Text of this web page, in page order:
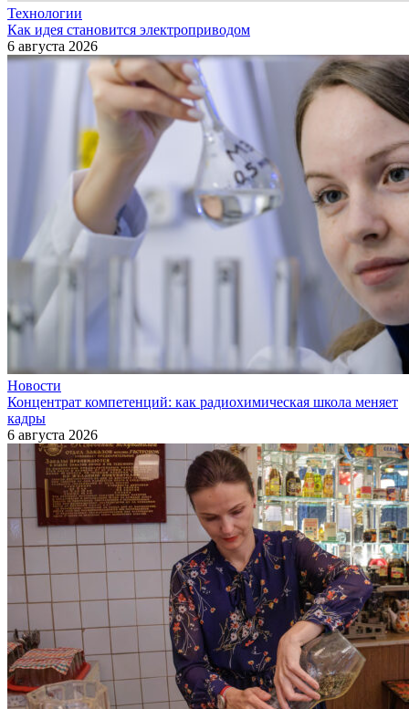
Технологии
Как идея становится электроприводом
6 августа 2026
Новости
Концентрат компетенций: как радиохимическая школа меняет
кадры
6 августа 2026